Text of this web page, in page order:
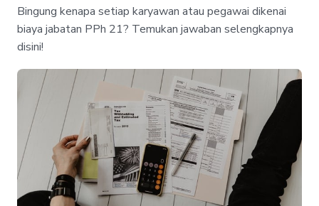
Bingung kenapa setiap karyawan atau pegawai dikenai
biaya jabatan PPh 21? Temukan jawaban selengkapnya
disini!